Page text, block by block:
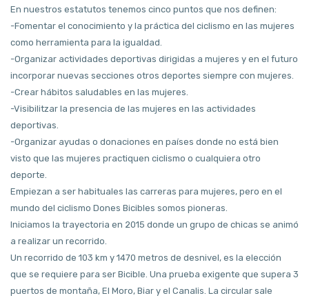
En nuestros estatutos tenemos cinco puntos que nos definen:
-Fomentar el conocimiento y la práctica del ciclismo en las mujeres
como herramienta para la igualdad.
-Organizar actividades deportivas dirigidas a mujeres y en el futuro
incorporar nuevas secciones otros deportes siempre con mujeres.
-Crear hábitos saludables en las mujeres.
-Visibilitzar la presencia de las mujeres en las actividades
deportivas.
-Organizar ayudas o donaciones en países donde no está bien
visto que las mujeres practiquen ciclismo o cualquiera otro
deporte.
Empiezan a ser habituales las carreras para mujeres, pero en el
mundo del ciclismo Dones Bicibles somos pioneras.
Iniciamos la trayectoria en 2015 donde un grupo de chicas se animó
a realizar un recorrido.
Un recorrido de 103 km y 1470 metros de desnivel, es la elección
que se requiere para ser Bicible. Una prueba exigente que supera 3
puertos de montaña, El Moro, Biar y el Canalis. La circular sale